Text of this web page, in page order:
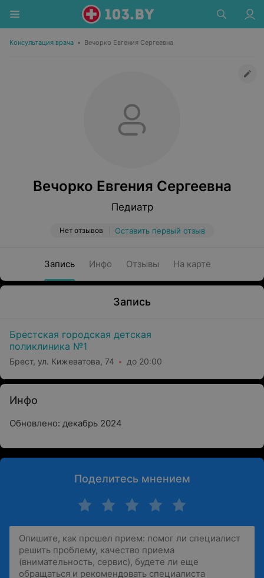
Консультация врача • Вечорко Евгения Сергеевна
Вечорко Евгения Сергеевна
Педиатр
Нет отзывов Оставить первый отзыв
Запись Инфо Отзывы На карте
Запись
Брестская городская детская
поликлиника №1
Брест, ул. Кижеватова, 74 до 20:00
Инфо
Обновлено: декабрь 2024
Поделитесь мнением